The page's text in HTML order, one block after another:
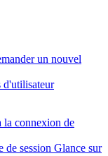
un nouvel
d'utilisateur
la connexion de
session Glance sur